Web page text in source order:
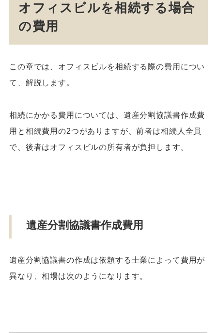
オフィスビルを相続する場合
の費用
この章では、オフィスビルを相続する際の費用につい
て、解説します。
相続にかかる費用については、遺産分割協議書作成費
用と相続費用の2つがありますが、前者は相続人全員
で、後者はオフィスビルの所有者が負担します。
遺産分割協議書作成費用
遺産分割協議書の作成は依頼する士業によって費用が
異なり、相場は次のようになります。